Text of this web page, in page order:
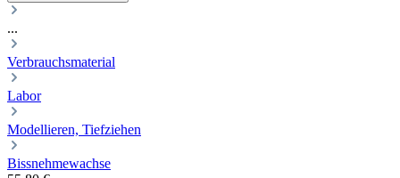
...
Verbrauchsmaterial
Labor
Modellieren, Tiefziehen
Bissnehmewachse